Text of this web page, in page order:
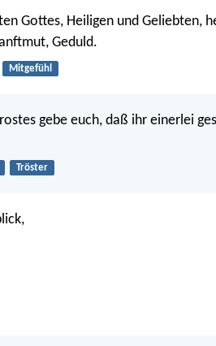
Gottes, Heiligen und Geliebten,
Geduld.
Mitgefühl
gebe euch, daß ihr einerlei
Tröster